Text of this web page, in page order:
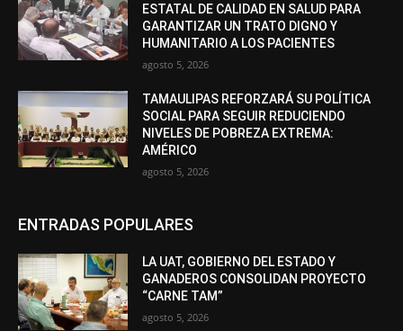
ESTATAL DE CALIDAD EN SALUD PARA
GARANTIZAR UN TRATO DIGNO Y
HUMANITARIO A LOS PACIENTES
agosto 5, 2026
TAMAULIPAS REFORZARÁ SU POLÍTICA
SOCIAL PARA SEGUIR REDUCIENDO
NIVELES DE POBREZA EXTREMA:
AMÉRICO
agosto 5, 2026
ENTRADAS POPULARES
LA UAT, GOBIERNO DEL ESTADO Y
GANADEROS CONSOLIDAN PROYECTO
“CARNE TAM”
agosto 5, 2026